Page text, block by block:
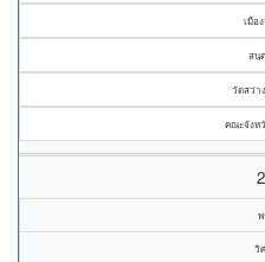
เมือ
สนฺ
วัดสว่า
คณะจังห
พ
วิ